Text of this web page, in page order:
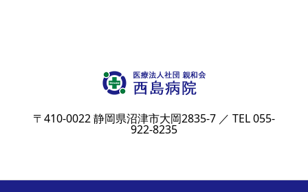
〒410-0022 静岡県沼津市大岡2835-7 ／ TEL 055-
922-8235